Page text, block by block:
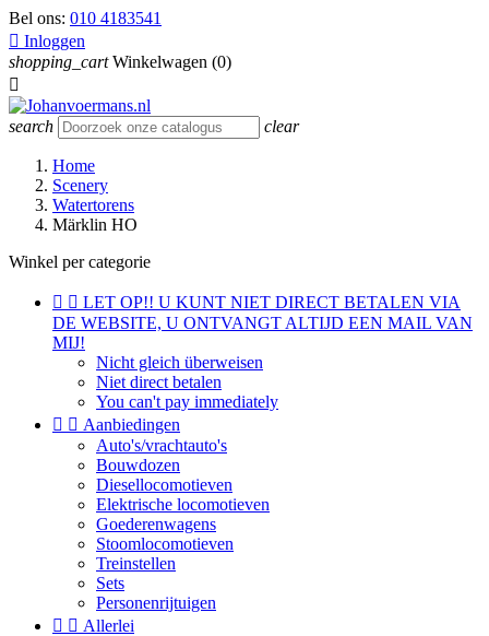
Bel ons: 010 4183541
 Inloggen
shopping_cart Winkelwagen (0)

search clear
Home
Scenery
Watertorens
Märklin HO
Winkel per categorie
  LET OP!! U KUNT NIET DIRECT BETALEN VIA
DE WEBSITE, U ONTVANGT ALTIJD EEN MAIL VAN
MIJ!
Nicht gleich überweisen
Niet direct betalen
You can't pay immediately
  Aanbiedingen
Auto's/vrachtauto's
Bouwdozen
Diesellocomotieven
Elektrische locomotieven
Goederenwagens
Stoomlocomotieven
Treinstellen
Sets
Personenrijtuigen
  Allerlei